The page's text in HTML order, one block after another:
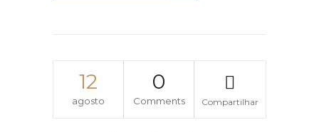
12
agosto
0
Comments Compartilhar